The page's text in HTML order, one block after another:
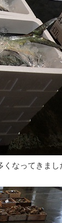
くなってきまし